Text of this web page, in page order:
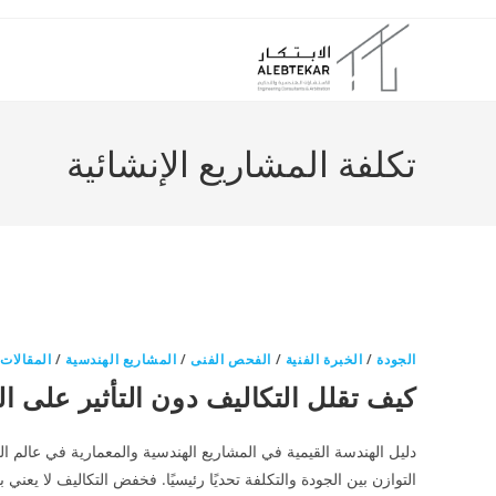
تكلفة المشاريع الإنشائية
الجودة/ الخبرة الفنية / الفحص الفنى/ المشاريع الهندسية / المقالات
كيف تقلل التكاليف دون التأثير على
دليل الهندسة القيمية في المشاريع الهندسية والمعمارية في عالم
التوازن بين الجودة والتكلفة تحديًا رئيسيًا. فخفض التكاليف لا